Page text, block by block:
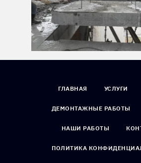
ГЛАВНАЯ УСЛУГИ
ДЕМОНТАЖНЫЕ РАБОТЫ
НАШИ РАБОТЫ
ПОЛИТИКА